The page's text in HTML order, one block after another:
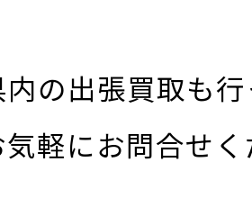
の出張買取も
軽にお問合せ